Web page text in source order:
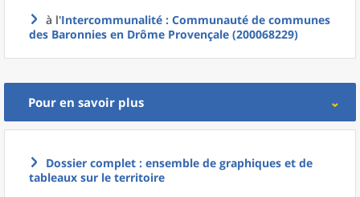
à l'Intercommunalité : Communauté de communes
des Baronnies en Drôme Provençale (200068229)
Pour en savoir plus
Dossier complet : ensemble de graphiques et de
tableaux sur le territoire